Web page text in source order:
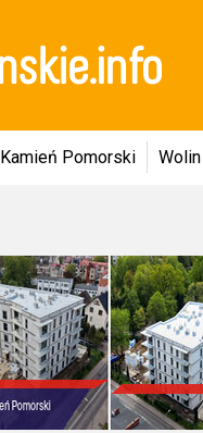
Kamień Pomorski Wolin